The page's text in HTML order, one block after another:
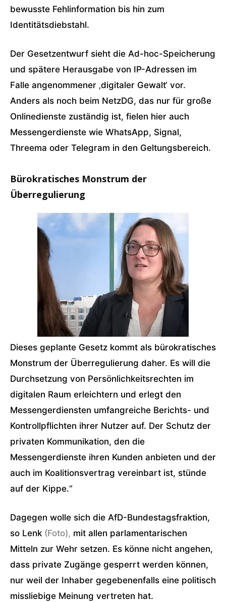
bewusste Fehlinformation bis hin zum
Identitätsdiebstahl.
Der Gesetzentwurf sieht die Ad-hoc-Speicherung
und spätere Herausgabe von IP-Adressen im
Falle angenommener ‚digitaler Gewalt‘ vor.
Anders als noch beim NetzDG, das nur für große
Onlinedienste zuständig ist, fielen hier auch
Messengerdienste wie WhatsApp, Signal,
Threema oder Telegram in den Geltungsbereich.
Bürokratisches Monstrum der
Überregulierung
Dieses geplante Gesetz kommt als bürokratisches
Monstrum der Überregulierung daher. Es will die
Durchsetzung von Persönlichkeitsrechten im
digitalen Raum erleichtern und erlegt den
Messengerdiensten umfangreiche Berichts- und
Kontrollpflichten ihrer Nutzer auf. Der Schutz der
privaten Kommunikation, den die
Messengerdienste ihren Kunden anbieten und der
auch im Koalitionsvertrag vereinbart ist, stünde
auf der Kippe.“
Dagegen wolle sich die AfD-Bundestagsfraktion,
so Lenk (Foto), mit allen parlamentarischen
Mitteln zur Wehr setzen. Es könne nicht angehen,
dass private Zugänge gesperrt werden können,
nur weil der Inhaber gegebenenfalls eine politisch
missliebige Meinung vertreten hat.